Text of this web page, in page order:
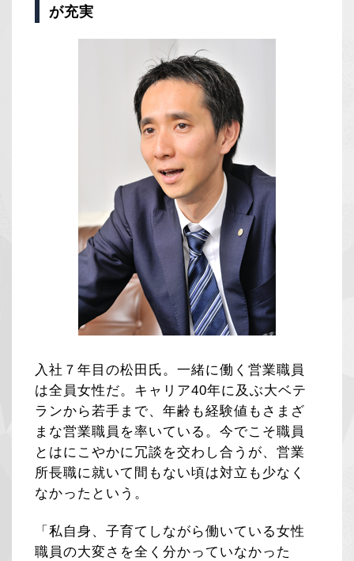
が充実
入社７年目の松田氏。一緒に働く営業職員
は全員女性だ。キャリア40年に及ぶ大ベテ
ランから若手まで、年齢も経験値もさまざ
まな営業職員を率いている。今でこそ職員
とはにこやかに冗談を交わし合うが、営業
所長職に就いて間もない頃は対立も少なく
なかったという。
「私自身、子育てしながら働いている女性
職員の大変さを全く分かっていなかった